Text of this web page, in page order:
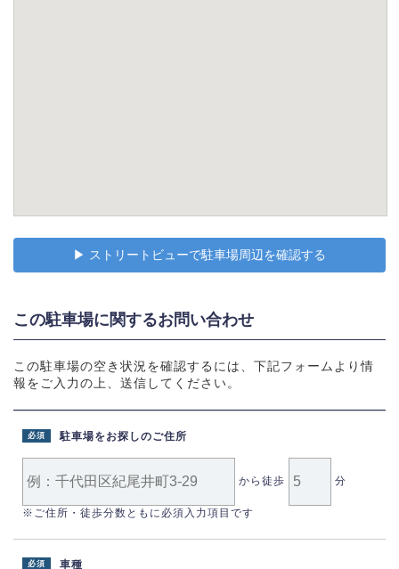
▶︎ ストリートビューで駐車場周辺を確認する
この駐車場に関するお問い合わせ
この駐車場の空き状況を確認するには、下記フォームより情
報をご入力の上、送信してください。
駐車場をお探しのご住所
必須
から徒歩 分
※ご住所・徒歩分数ともに必須入力項目です
車種
必須